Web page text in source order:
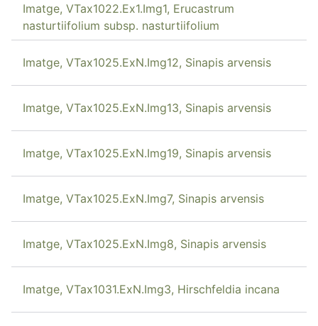
Imatge, VTax1022.Ex1.Img1, Erucastrum
nasturtiifolium subsp. nasturtiifolium
Imatge, VTax1025.ExN.Img12, Sinapis arvensis
Imatge, VTax1025.ExN.Img13, Sinapis arvensis
Imatge, VTax1025.ExN.Img19, Sinapis arvensis
Imatge, VTax1025.ExN.Img7, Sinapis arvensis
Imatge, VTax1025.ExN.Img8, Sinapis arvensis
Imatge, VTax1031.ExN.Img3, Hirschfeldia incana